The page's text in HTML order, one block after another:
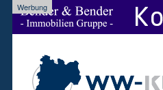
Werbung